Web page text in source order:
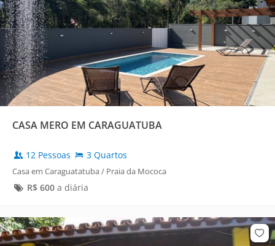
CASA MERO EM CARAGUATUBA
12 Pessoas 3 Quartos
Casa em Caraguatatuba / Praia da Mococa
R$ 600a diária